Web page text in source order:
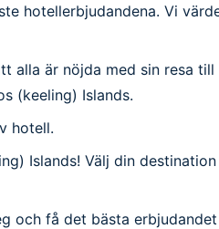
hotellerbjudandena. Vi
är nöjda med sin resa
(keeling) Islands.
hotell.
Islands! Välj din
och få det bästa